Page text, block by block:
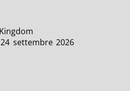
settembre 2026